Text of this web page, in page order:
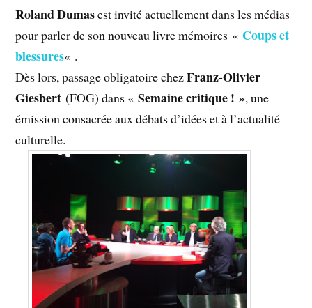
Roland Dumasest invité actuellement dans les médias
pour parler de son nouveau livre mémoires « Coups et
blessures« .
Dès lors, passage obligatoire chezFranz-Olivier
Giesbert (FOG) dans «Semaine critique ! », une
émission consacrée aux débats d’idées et à l’actualité
culturelle.